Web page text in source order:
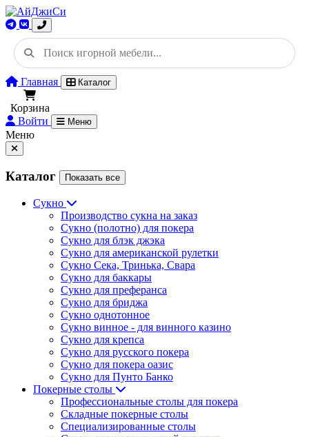
Главная Каталог
Корзина
Войти
Меню
Меню
Каталог Показать все
Сукно
Производство сукна на заказ
Сукно (полотно) для покера
Сукно для блэк джэка
Сукно для американской рулетки
Сукно Сека, Тринька, Свара
Сукно для баккары
Сукно для преферанса
Сукно для бриджа
Сукно однотонное
Сукно винное - для винного казино
Сукно для крепса
Сукно для русского покера
Сукно для покера оазис
Сукно для Пунто Банко
Покерные столы
Профессиональные столы для покера
Складные покерные столы
Специализированные столы